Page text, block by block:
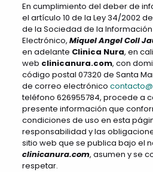
En cumplimiento del deber de
el artículo 10 de la Ley 34/2002
de la Sociedad de la
Electrónico, Miquel Angel Coll
en adelante Clinica Nura, en
web clinicanura.com, con
código postal 07320 de Santa
de correo electrónico
teléfono 626955784, procede a
presente información que
condiciones de uso en esta
responsabilidad y las
sitio web que se publica bajo el
clinicanura.com, asumen y se
respetar.